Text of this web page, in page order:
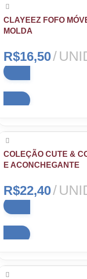
CLAYEEZ FOFO
MOLDA
R$16,50
COLEÇÃO CUTE &
E ACONCHEGANTE
R$22,40